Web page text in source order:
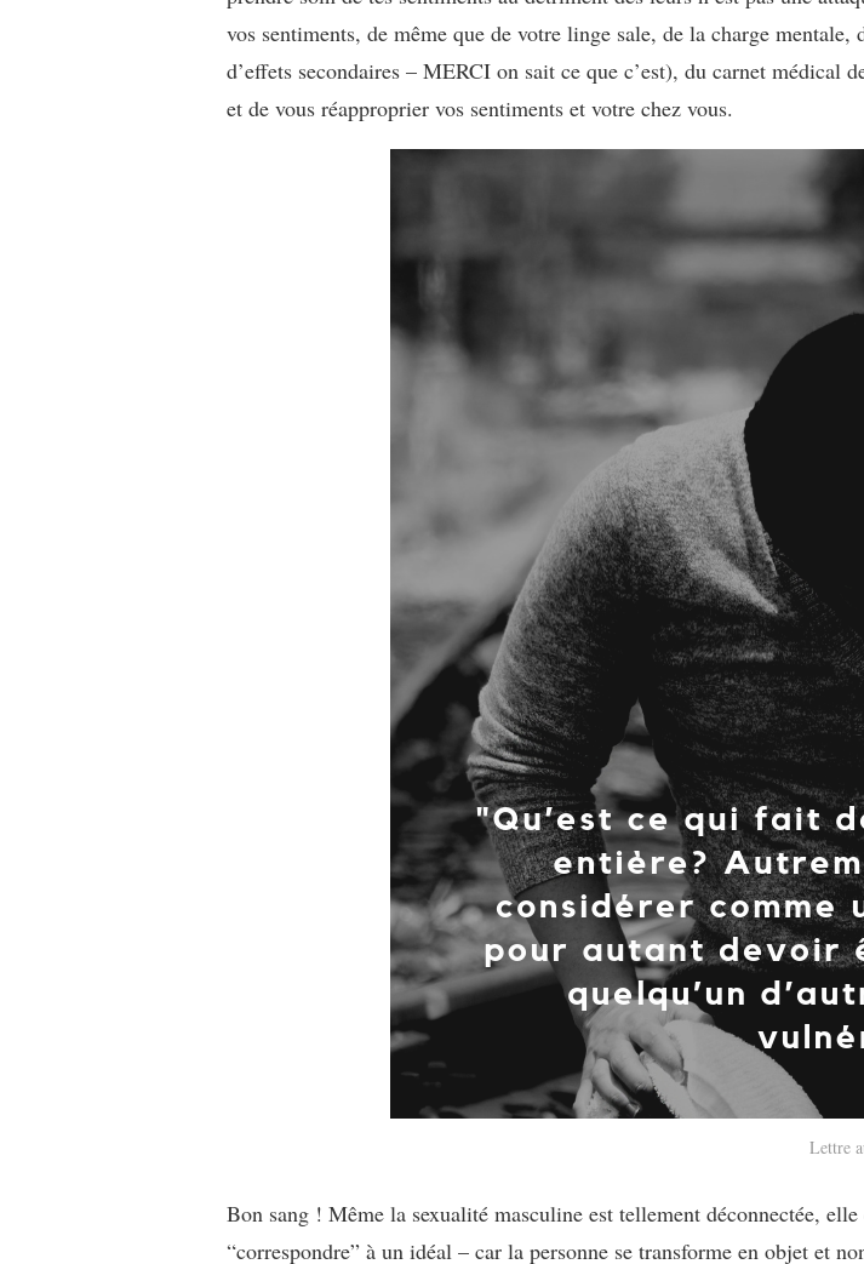
vos sentiments, de même que de votre linge sale, de la charge
d’effets secondaires – MERCI on sait ce que c’est), du carnet médical
et de vous réapproprier vos sentiments et votre chez vous.
Lettre
Bon sang ! Même la sexualité masculine est tellement déconnectée,
“correspondre” à un idéal – car la personne se transforme en objet et